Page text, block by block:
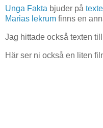
Unga Fakta bjuder på
Marias lekrum finns en
Jag hittade också texten till
Här ser ni också en liten